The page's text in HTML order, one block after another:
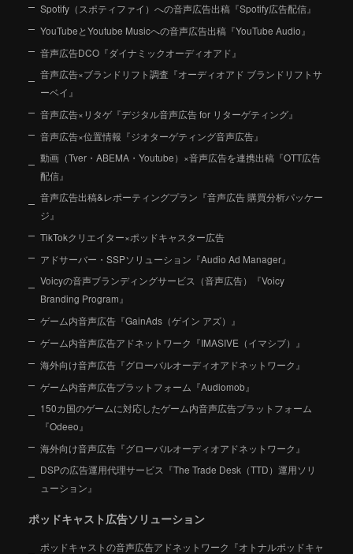
Spotify（スポティファイ）への音声広告出稿『Spotify広告配信』
YouTubeとYoutube Musicへの音声広告出稿『YouTube Audio』
音声広告DCO『ダイナミックオーディオアド』
音声広告×ブランドリフト調査『オーディオアド ブランドリフトサ
ーベイ』
音声広告×リタゲ『デジタル音声広告 for リターゲティング』
音声広告×位置情報『ジオターゲティング音声広告』
動画（Tver・ABEMA・Youtube）×音声広告を連携出稿『OTT広告
配信』
音声広告出稿&レポーティングプラン『音声広告 購買分析パッケー
ジ』
TikTokクリエイター×ポッドキャスター広告
アドサーバー・SSPソリューション『Audio Ad Manager』
Voicyの音声ブランディングサービス（音声広告）『Voicy
Branding Program』
ゲーム内音声広告『GainAds（ゲイン アズ）』
ゲーム内音声広告アドネットワーク『IMASIVE（イマシブ）』
海外向け音声広告『グローバルオーディオアドネットワーク』
ゲーム内音声広告プラットフォーム『Audiomob』
150カ国のゲームに対応したゲーム内音声広告プラットフォーム
『Odeeo』
海外向け音声広告『グローバルオーディオアドネットワーク』
DSPの広告運用代理サービス『The Trade Desk（TTD）運用ソリ
ューション』
ポッドキャスト広告ソリューション
ポッドキャストの音声広告アドネットワーク『オトナルポッドキャ